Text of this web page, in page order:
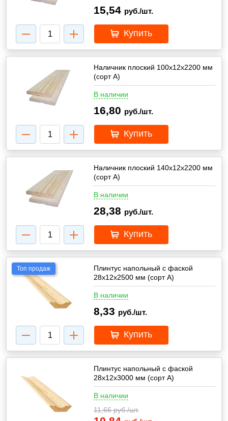
15,54 руб./шт.
Купить
Наличник плоский 100х12х2200 мм
(сорт А)
В наличии
16,80 руб./шт.
Купить
Наличник плоский 140х12х2200 мм
(сорт А)
В наличии
28,38 руб./шт.
Купить
Топ продаж
Плинтус напольный с фаской
28х12х2500 мм (сорт А)
В наличии
8,33 руб./шт.
Купить
Плинтус напольный с фаской
28х12х3000 мм (сорт А)
В наличии
11,66руб./шт.